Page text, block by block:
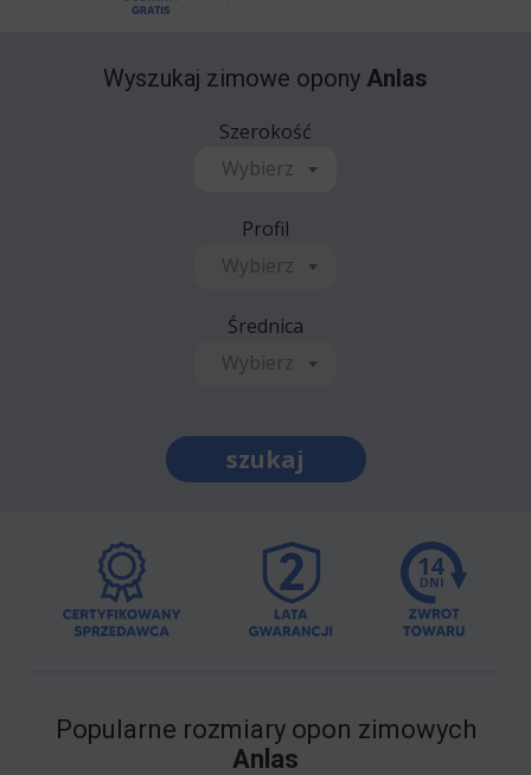
Wyszukaj zimowe opony Anlas
Szerokość
Wybierz
Profil
Wybierz
Średnica
Wybierz
szukaj
Popularne rozmiary opon zimowych
Anlas